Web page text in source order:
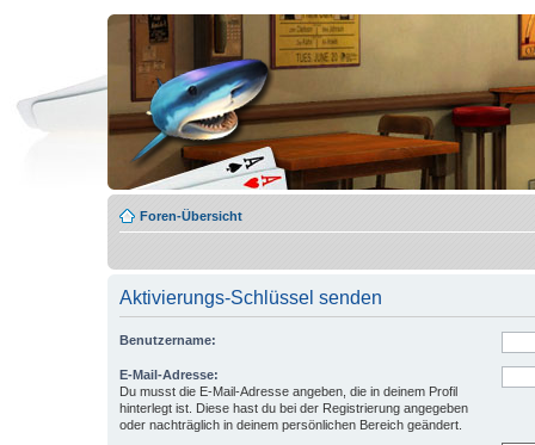
Foren-Übersicht
Aktivierungs-Schlüssel senden
Benutzername:
E-Mail-Adresse:
Du musst die E-Mail-Adresse angeben, die in deinem Profil
hinterlegt ist. Diese hast du bei der Registrierung angegeben
oder nachträglich in deinem persönlichen Bereich geändert.